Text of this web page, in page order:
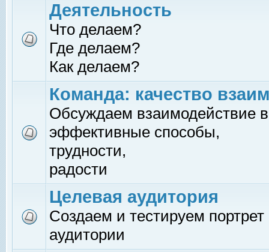
Деятельность
Что делаем?
Где делаем?
Как делаем?
Команда: качество
Обсуждаем взаимодействие
эффективные способы,
трудности,
радости
Целевая аудитория
Создаем и тестируем
аудитории